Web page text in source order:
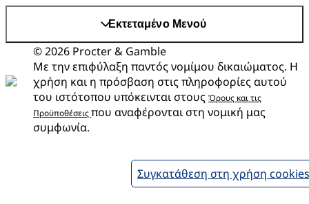
Εκτεταμένο Μενού
© 2026 Procter & Gamble
Με την επιφύλαξη παντός νομίμου δικαιώματος. Η
χρήση και η πρόσβαση στις πληροφορίες αυτού
του ιστότοπου υπόκεινται στους Όρους και τις
Προϋποθέσειςπου αναφέρονται στη νομική μας
συμφωνία.
Συγκατάθεση στη χρήση cookies